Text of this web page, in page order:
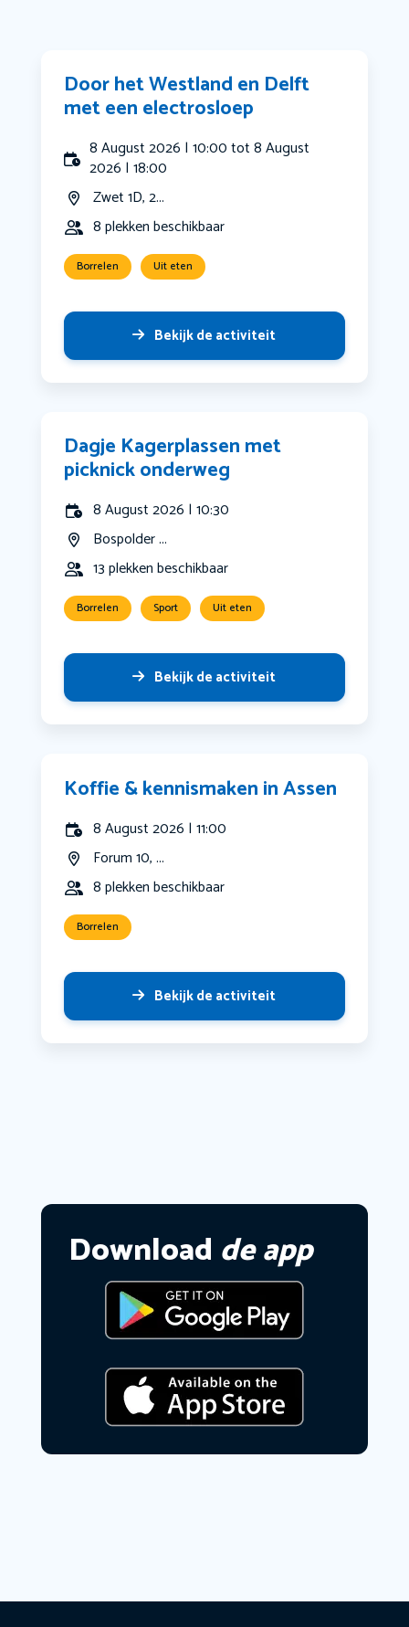
Door het Westland en Delft
met een electrosloep
8 August 2026 | 10:00 tot 8 August
2026 | 18:00
Zwet 1D, 2...
8 plekken beschikbaar
Borrelen Uit eten
Bekijk de activiteit
Dagje Kagerplassen met
picknick onderweg
8 August 2026 | 10:30
Bospolder ...
13 plekken beschikbaar
Borrelen Sport Uit eten
Bekijk de activiteit
Koffie & kennismaken in Assen
8 August 2026 | 11:00
Forum 10, ...
8 plekken beschikbaar
Borrelen
Bekijk de activiteit
Download de app